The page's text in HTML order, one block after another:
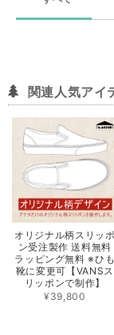
関連人気アイ
オリジナル柄スリッポ
ン受注製作 送料無料
ラッピング無料 ※ひも
靴に変更可【VANSス
リッポンで制作】
¥39,800